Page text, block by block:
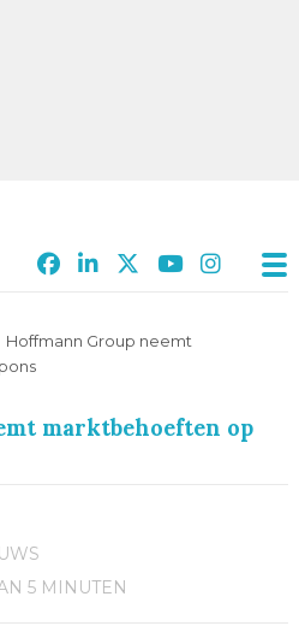
Hoffmann Group neemt
marktbehoeften op
5 MINUTEN